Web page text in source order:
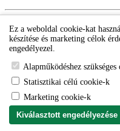
Ez a weboldal cookie-kat
készítése és marketing célok
engedélyezel.
Alapműködéshez
Statisztikai célú cookie-k
Marketing cookie-k
Kiválasztott engedélyezése